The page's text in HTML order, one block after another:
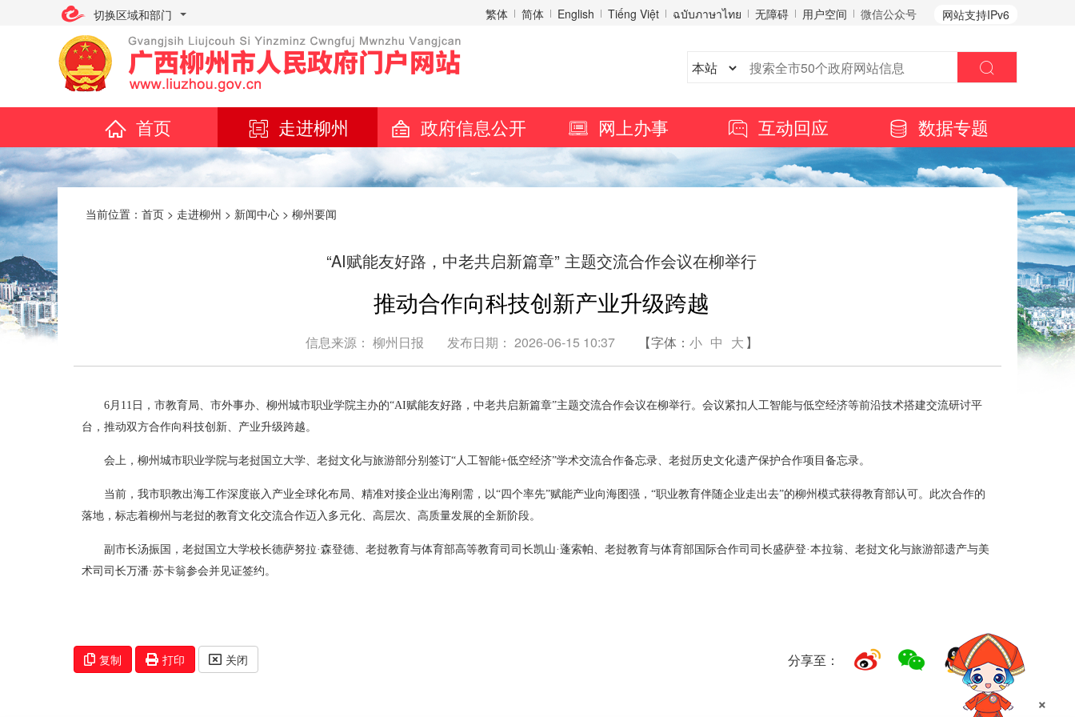
切换区域和部门 网站支持IPv6
繁体 简体 English Tiếng Việt ฉบับภาษาไทย 无障碍 用户空间 微信公众号
首页 走进柳州 政府信息公开 网上办事 互动回应 数据专题
当前位置： 首页 > 走进柳州 > 新闻中心 > 柳州要闻
“AI赋能友好路，中老共启新篇章” 主题交流合作会议在柳举行
推动合作向科技创新产业升级跨越
信息来源： 柳州日报 发布日期： 2026-06-15 10:37 【字体： 小 中 大 】
6月11日，市教育局、市外事办、柳州城市职业学院主办的“AI赋能友好路，中老共启新篇章”主题交流合作会议在柳举行。会议紧扣人工智能与低空经济等前沿技术搭建交流研讨平
台，推动双方合作向科技创新、产业升级跨越。
会上，柳州城市职业学院与老挝国立大学、老挝文化与旅游部分别签订“人工智能+低空经济”学术交流合作备忘录、老挝历史文化遗产保护合作项目备忘录。
当前，我市职教出海工作深度嵌入产业全球化布局、精准对接企业出海刚需，以“四个率先”赋能产业向海图强，“职业教育伴随企业走出去”的柳州模式获得教育部认可。此次合作的
落地，标志着柳州与老挝的教育文化交流合作迈入多元化、高层次、高质量发展的全新阶段。
副市长汤振国，老挝国立大学校长德萨努拉·森登德、老挝教育与体育部高等教育司司长凯山·蓬索帕、老挝教育与体育部国际合作司司长盛萨登·本拉翁、老挝文化与旅游部遗产与美
术司司长万潘·苏卡翁参会并见证签约。
复制 打印 关闭 分享至：
×